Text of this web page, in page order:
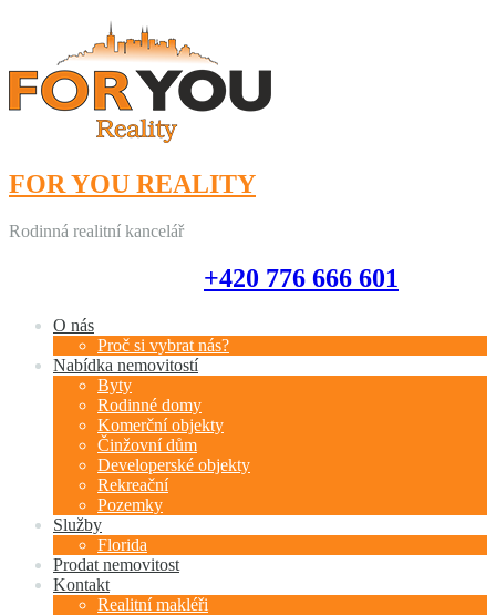
FOR YOU REALITY
Rodinná realitní kancelář
+420 776 666 601
O nás
Proč si vybrat nás?
Nabídka nemovitostí
Byty
Rodinné domy
Komerční objekty
Činžovní dům
Developerské objekty
Rekreační
Pozemky
Služby
Florida
Prodat nemovitost
Kontakt
Realitní makléři